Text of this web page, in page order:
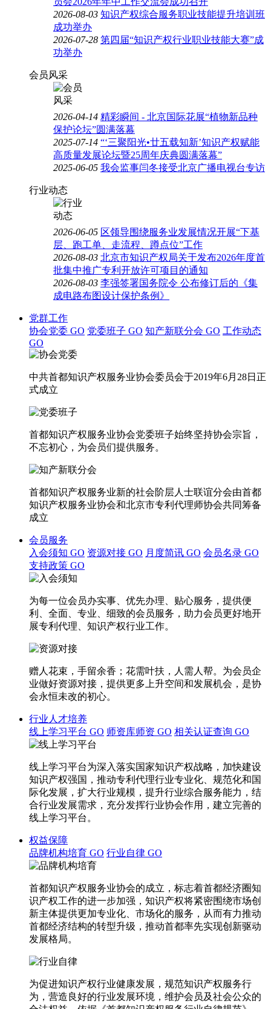
2026-08-03 知识产权综合服务职业技能提升培训班
成功举办
2026-07-28 第四届“知识产权行业职业技能大赛”成
功举办
会员风采
2026-04-14 精彩瞬间 - 北京国际花展“植物新品种
保护论坛”圆满落幕
2025-07-14 “‘三聚阳光•廿五载知新’知识产权赋能
高质量发展论坛暨25周年庆典圆满落幕”
2025-06-05 我会监事闫冬接受北京广播电视台专访
行业动态
2026-06-05 区领导围绕服务业发展情况开展“下基
层、跑工单、走流程、蹲点位”工作
2026-08-03 北京市知识产权局关于发布2026年度首
批集中推广专利开放许可项目的通知
2026-08-03 李强签署国务院令 公布修订后的《集
成电路布图设计保护条例》
党群工作
协会党委 GO 党委班子 GO 知产新联分会 GO 工作动态
GO
中共首都知识产权服务业协会委员会于2019年6月28日正
式成立
首都知识产权服务业协会党委班子始终坚持协会宗旨，
不忘初心，为会员们提供服务。
首都知识产权服务业新的社会阶层人士联谊分会由首都
知识产权服务业协会和北京市专利代理师协会共同筹备
成立
会员服务
入会须知 GO 资源对接 GO 月度简讯 GO 会员名录 GO
支持政策 GO
为每一位会员办实事、优先办理、贴心服务，提供便
利、全面、专业、细致的会员服务，助力会员更好地开
展专利代理、知识产权行业工作。
赠人花束，手留余香；花需叶扶，人需人帮。为会员企
业做好资源对接，提供更多上升空间和发展机会，是协
会永恒未改的初心。
行业人才培养
线上学习平台 GO 师资库师资 GO 相关认证查询 GO
线上学习平台为深入落实国家知识产权战略，加快建设
知识产权强国，推动专利代理行业专业化、规范化和国
际化发展，扩大行业规模，提升行业综合服务能力，结
合行业发展需求，充分发挥行业协会作用，建立完善的
线上学习平台。
权益保障
品牌机构培育 GO 行业自律 GO
首都知识产权服务业协会的成立，标志着首都经济圈知
识产权工作的进一步加强，知识产权将紧密围绕市场创
新主体提供更加专业化、市场化的服务，从而有力推动
首都经济结构的转型升级，推动首都率先实现创新驱动
发展格局。
为促进知识产权行业健康发展，规范知识产权服务行
为，营造良好的行业发展环境，维护会员及社会公众的